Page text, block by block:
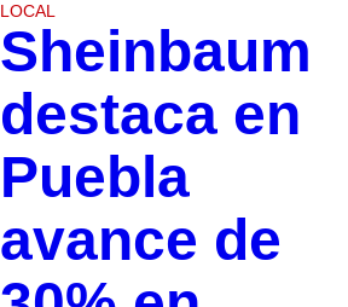
LOCAL
Sheinbaum
destaca en
Puebla
avance de